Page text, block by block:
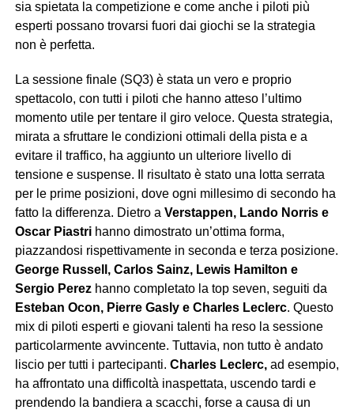
sia spietata la competizione e come anche i piloti più
esperti possano trovarsi fuori dai giochi se la strategia
non è perfetta.
La sessione finale (SQ3) è stata un vero e proprio
spettacolo, con tutti i piloti che hanno atteso l’ultimo
momento utile per tentare il giro veloce. Questa strategia,
mirata a sfruttare le condizioni ottimali della pista e a
evitare il traffico, ha aggiunto un ulteriore livello di
tensione e suspense. Il risultato è stato una lotta serrata
per le prime posizioni, dove ogni millesimo di secondo ha
fatto la differenza. Dietro a Verstappen, Lando Norris e
Oscar Piastrihanno dimostrato un’ottima forma,
piazzandosi rispettivamente in seconda e terza posizione.
George Russell, Carlos Sainz, Lewis Hamilton e
Sergio Perezhanno completato la top seven, seguiti da
Esteban Ocon, Pierre Gasly e Charles Leclerc. Questo
mix di piloti esperti e giovani talenti ha reso la sessione
particolarmente avvincente. Tuttavia, non tutto è andato
liscio per tutti i partecipanti. Charles Leclerc,ad esempio,
ha affrontato una difficoltà inaspettata, uscendo tardi e
prendendo la bandiera a scacchi, forse a causa di un